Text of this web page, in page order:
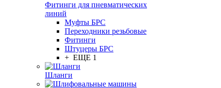
Фитинги для пневматических
линий
Муфты БРС
Переходники резьбовые
Фитинги
Штуцеры БРС
+ ЕЩЕ 1
Шланги